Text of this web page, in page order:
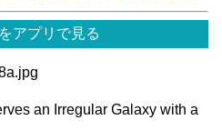
アプリで見る
an Irregular Galaxy with a